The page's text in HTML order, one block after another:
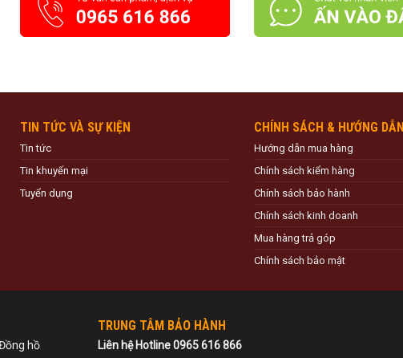
TIN TỨC VÀ SỰ KIỆN
Tin tức
Tin khuyến mại
Tuyển dụng
CHÍNH SÁCH & HƯỚNG DẪN
Hướng dẫn mua hàng
Chính sách kiểm hàng
Chính sách bảo hành
Chính sách kinh doanh
Mua hàng trả góp
Chính sách bảo mật
hồ
TRUNG TÂM BẢO HÀNH
Liên hệ Hotline 0965 616 866